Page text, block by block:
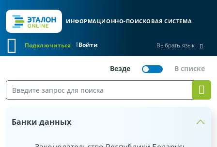
ИНФОРМАЦИОННО-ПОИСКОВАЯ СИСТЕМА
Войти
Подключиться Выбрать язык
Банки данных